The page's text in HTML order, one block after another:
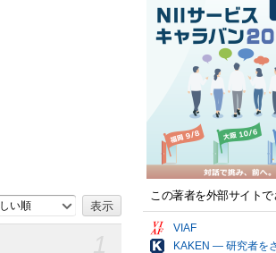
い順
この著者を外部サイトで
VIAF
KAKEN — 研究者を